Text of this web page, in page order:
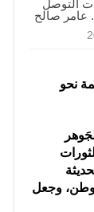
التوصل
عامر صالح
نحو
وجعل